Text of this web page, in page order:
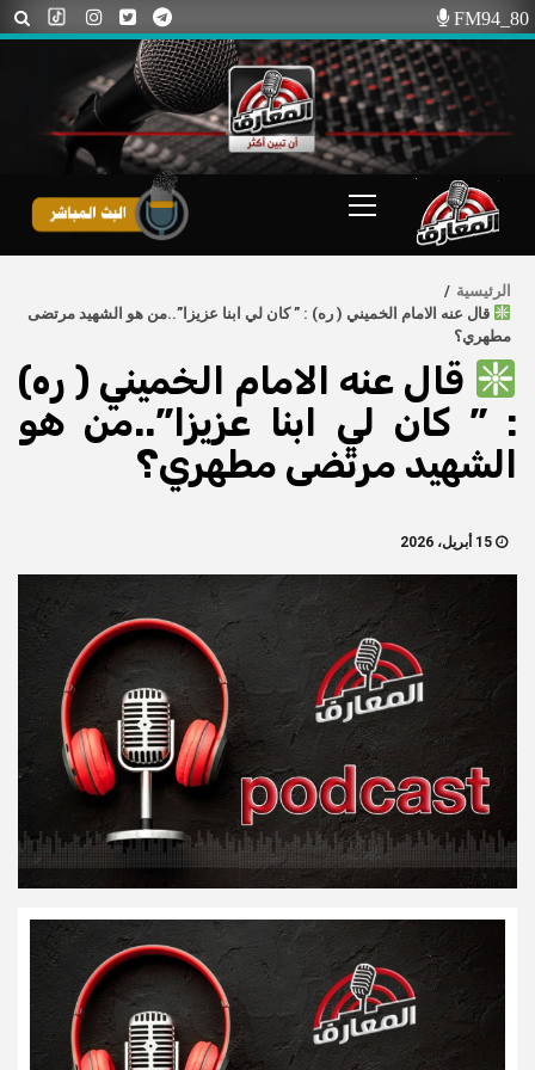
Skip
to
content
FM94_80
Menu
الرئيسية
قال عنه الامام الخميني ( ره) : ” كان لي ابنا عزيزا”..من هو الشهيد مرتضى
مطهري؟
قال عنه الامام الخميني ( ره)
: ” كان لي ابنا عزيزا”..من هو
الشهيد مرتضى مطهري؟